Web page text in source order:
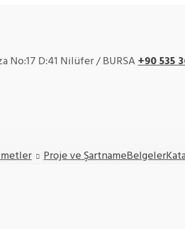
No:17 D:41 Nilüfer / BURSA+90 535
Proje ve ŞartnameBelgeler